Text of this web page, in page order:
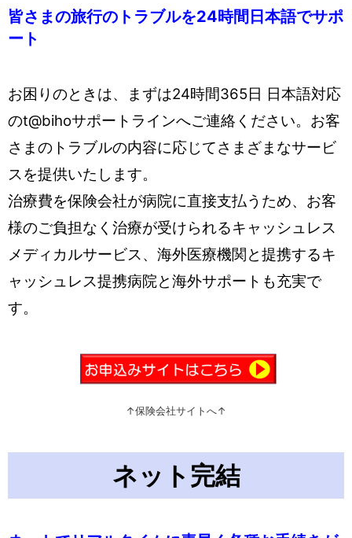
皆さまの旅行のトラブルを24時間日本語でサポ
ート
お困りのときは、まずは24時間365日 日本語対応
のt@bihoサポートラインへご連絡ください。お客
さまのトラブルの内容に応じてさまざまなサービ
スを提供いたします。
治療費を保険会社が病院に直接支払うため、お客
様のご負担なく治療が受けられるキャッシュレス
メディカルサービス、海外医療機関と提携するキ
ャッシュレス提携病院と海外サポートも充実で
す。
↑保険会社サイトへ↑
ネット完結